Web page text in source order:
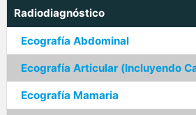
Radiodiagnóstico
Ecografía Abdominal
Ecografía Articular (Incluyendo
Ecografía Mamaria